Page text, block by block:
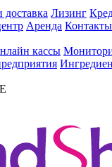
доставка Лизинг
Аренда Контакты
кассы